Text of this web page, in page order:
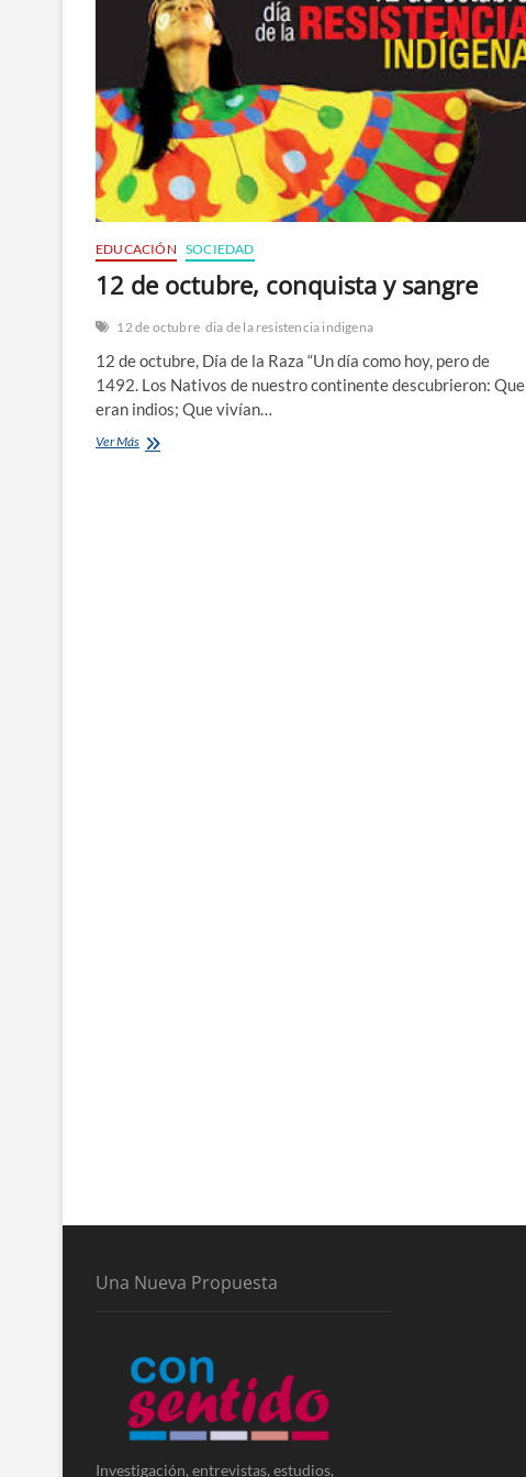
EDUCACIÓN SOCIEDAD
12 de octubre, conquista y sangre
12 de octubre dia de la resistencia indigena
12 de octubre, Día de la Raza “Un día como hoy, pero de
1492. Los Nativos de nuestro continente descubrieron: Que
eran indios; Que vivían…
Ver Más12
Una Nueva Propuesta
Investigación, entrevistas, estudios,